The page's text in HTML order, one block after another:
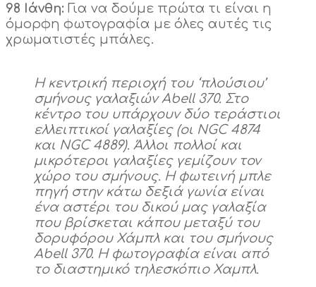
98 Ιάνθη: Για να δούμε πρώτα τι είναι η
όμορφη φωτογραφία με όλες αυτές τις
χρωματιστές μπάλες.
Η κεντρική περιοχή του ‘πλούσιου’
σμήνους γαλαξιών Abell 370. Στο
κέντρο του υπάρχουν δύο τεράστιοι
ελλειπτικοί γαλαξίες (οι NGC 4874
και NGC 4889). Άλλοι πολλοί και
μικρότεροι γαλαξίες γεμίζουν τον
χώρο του σμήνους. Η φωτεινή μπλε
πηγή στην κάτω δεξιά γωνία είναι
ένα αστέρι του δικού μας γαλαξία
που βρίσκεται κάπου μεταξύ του
δορυφόρου Χάμπλ και του σμήνους
Abell 370. Η φωτογραφία είναι από
το διαστημικό τηλεσκόπιο Χαμπλ.